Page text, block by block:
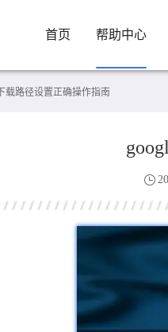
首页 帮助中心
载路径设置正确操作指南